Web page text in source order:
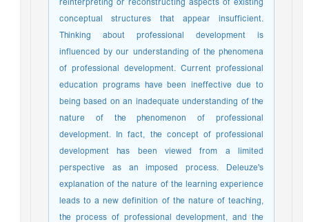
conceptual structures that appear insufficient.
Thinking about professional
development is
influenced by our understanding of the phenomena
of professional development. Current professional
education programs have been ineffective due to
being based on an inadequate understanding of the
nature of the phenomenon of professional
development.In fact, the concept of professional
development has been viewed from a limited
perspective as an imposed process.Deleuze's
explanation of the nature of the learning experience
leads to a new definition of the nature of teaching,
the process of professional development, and the